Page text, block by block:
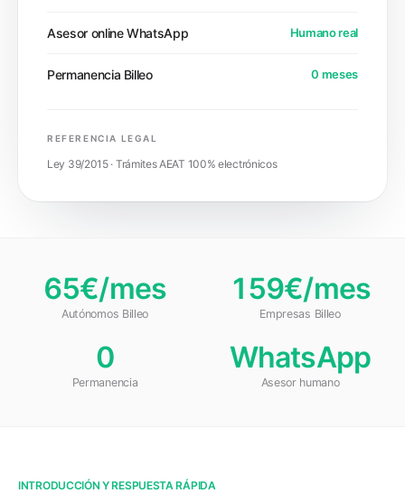
Asesor online WhatsApp Humano real
Permanencia Billeo 0 meses
REFERENCIA LEGAL
Ley 39/2015 · Trámites AEAT 100% electrónicos
65€/mes
Autónomos Billeo
159€/mes
Empresas Billeo
0
Permanencia
WhatsApp
Asesor humano
INTRODUCCIÓN Y RESPUESTA RÁPIDA